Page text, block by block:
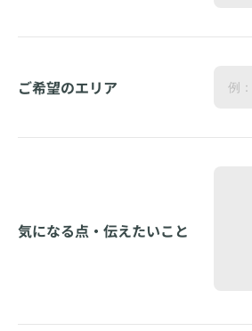
ご希望のエリア
気になる点・伝えたいこと